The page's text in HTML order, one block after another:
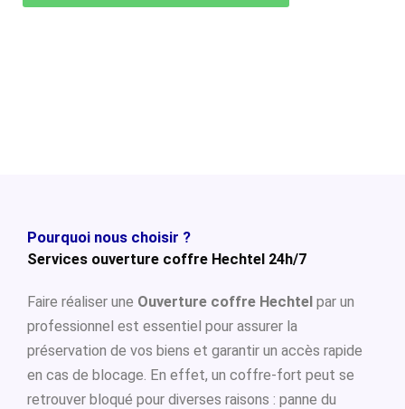
Pourquoi nous choisir ?
Services ouverture coffre Hechtel 24h/7
Faire réaliser une Ouverture coffre Hechtel par un
professionnel est essentiel pour assurer la
préservation de vos biens et garantir un accès rapide
en cas de blocage. En effet, un coffre-fort peut se
retrouver bloqué pour diverses raisons : panne du